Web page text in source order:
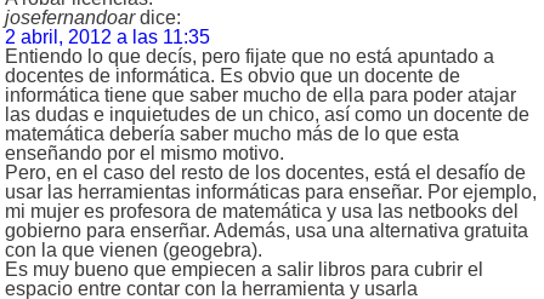
josefernandoar dice:
2 abril, 2012 a las 11:35
Entiendo lo que decís, pero fijate que no está apuntado a
docentes de informática. Es obvio que un docente de
informática tiene que saber mucho de ella para poder atajar
las dudas e inquietudes de un chico, así como un docente de
matemática debería saber mucho más de lo que esta
enseñando por el mismo motivo.
Pero, en el caso del resto de los docentes, está el desafío de
usar las herramientas informáticas para enseñar. Por ejemplo,
mi mujer es profesora de matemática y usa las netbooks del
gobierno para enserñar. Además, usa una alternativa gratuita
con la que vienen (geogebra).
Es muy bueno que empiecen a salir libros para cubrir el
espacio entre contar con la herramienta y usarla